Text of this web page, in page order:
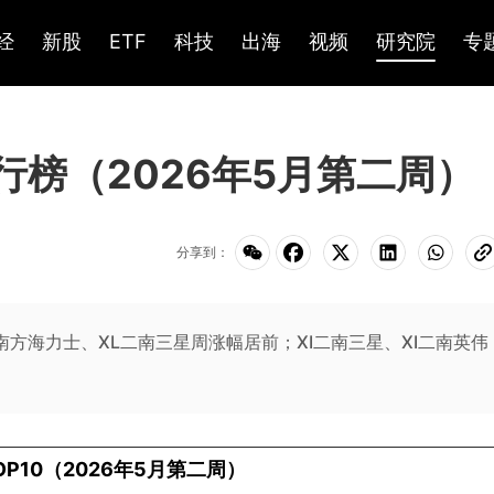
新股 ETF 科技 出海 视频 研究院 专
榜（2026年5月第二周）
分享到：
海力士、XL二南三星周涨幅居前；XI二南三星、XI二南英伟
（2026年5月第二周）